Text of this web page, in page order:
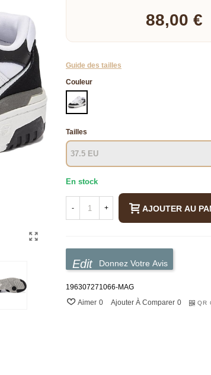
88,00 €
Guide des tailles
Couleur
BLANC
Tailles
En stock
- + AJOUTER AU
Donnez Votre Avis
196307271066-MAG
Aimer 0 Ajouter À Comparer 0 QR